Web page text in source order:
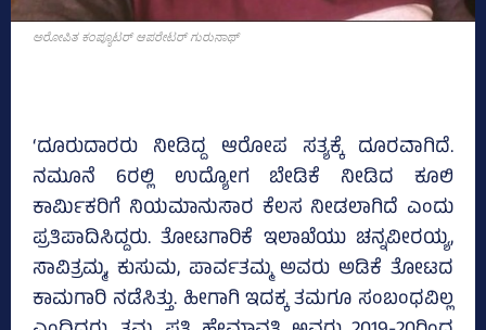
ಅರೋಪಿತ ಕಂಪ್ಯೂಟರ್‍‌ ಆಪರೇಟರ್‍‌ ಗುರುನಾಥ್‌
‘ದೂರುದಾರರು ನೀಡಿದ್ದ ಆರೋಪ ಸತ್ಯಕ್ಕೆ ದೂರವಾಗಿದೆ.
ನಮೂನೆ 6ರಲ್ಲಿ ಉದ್ಯೋಗ ಬೇಡಿಕೆ ನೀಡಿದ ಕೂಲಿ
ಕಾರ್ಮಿಕರಿಗೆ ನಿಯಮಾನುಸಾರ ಕೆಲಸ ನೀಡಲಾಗಿದೆ ಎಂದು
ಪ್ರತಿಪಾದಿಸಿದ್ದರು. ತೋಟಗಾರಿಕೆ ಇಲಾಖೆಯು ಚನ್ನವೀರಯ್ಯ,
ಸಾವಿತ್ರಮ್ಮ, ಕುಸುಮ, ಪಾರ್ವತಮ್ಮ ಅವರು ಅಡಿಕೆ ತೋಟದ
ಕಾಮಗಾರಿ ನಡೆಸಿತ್ತು. ಹೀಗಾಗಿ ಇದಕ್ಕ ತಮಗೂ ಸಂಬಂಧವಿಲ್ಲ